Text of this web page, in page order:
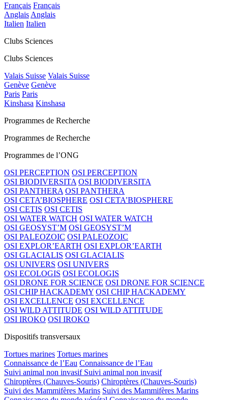
Français Français
Anglais Anglais
Italien Italien
Clubs Sciences
Clubs Sciences
Valais Suisse Valais Suisse
Genève Genève
Paris Paris
Kinshasa Kinshasa
Programmes de Recherche
Programmes de Recherche
Programmes de l’ONG
OSI PERCEPTION OSI PERCEPTION
OSI BIODIVERSITA OSI BIODIVERSITA
OSI PANTHERA OSI PANTHERA
OSI CETA’BIOSPHERE OSI CETA’BIOSPHERE
OSI CETIS OSI CETIS
OSI WATER WATCH OSI WATER WATCH
OSI GEOSYST’M OSI GEOSYST’M
OSI PALEOZOIC OSI PALEOZOIC
OSI EXPLOR’EARTH OSI EXPLOR’EARTH
OSI GLACIALIS OSI GLACIALIS
OSI UNIVERS OSI UNIVERS
OSI ECOLOGIS OSI ECOLOGIS
OSI DRONE FOR SCIENCE OSI DRONE FOR SCIENCE
OSI CHIP HACKADEMY OSI CHIP HACKADEMY
OSI EXCELLENCE OSI EXCELLENCE
OSI WILD ATTITUDE OSI WILD ATTITUDE
OSI IROKO OSI IROKO
Dispositifs transversaux
Tortues marines Tortues marines
Connaissance de l’Eau Connaissance de l’Eau
Suivi animal non invasif Suivi animal non invasif
Chiroptères (Chauves-Souris) Chiroptères (Chauves-Souris)
Suivi des Mammifères Marins Suivi des Mammifères Marins